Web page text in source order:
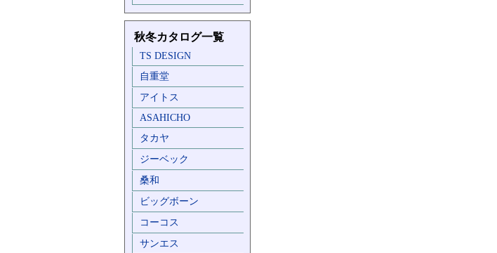
秋冬カタログ一覧
TS DESIGN
自重堂
アイトス
ASAHICHO
タカヤ
ジーベック
桑和
ビッグボーン
コーコス
サンエス